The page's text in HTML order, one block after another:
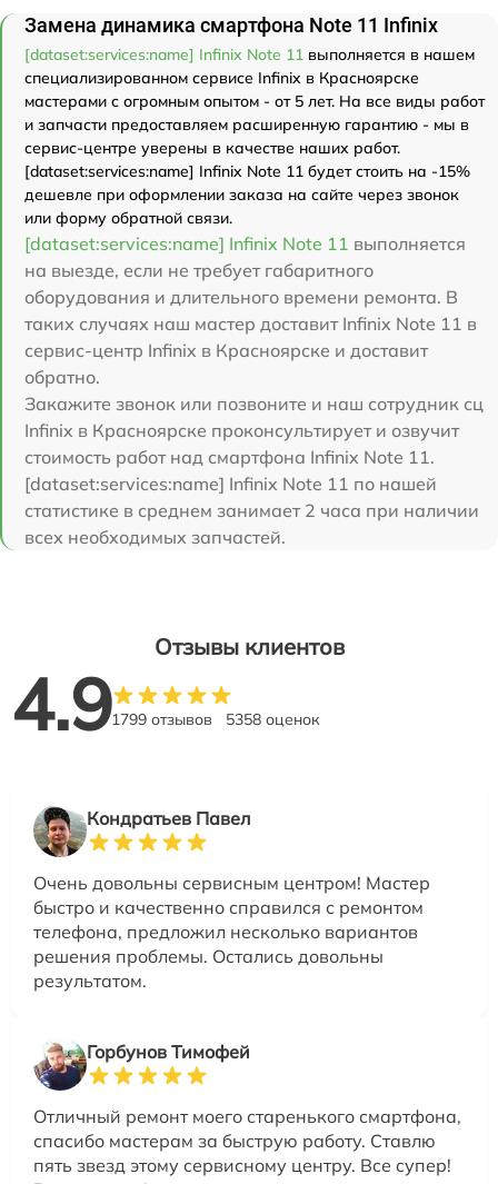
Замена динамика смартфона Note 11 Infinix
[dataset:services:name] Infinix Note 11 выполняется в нашем
специализированном сервисе Infinix в Красноярске
мастерами с огромным опытом - от 5 лет. На все виды работ
и запчасти предоставляем расширенную гарантию - мы в
сервис-центре уверены в качестве наших работ.
[dataset:services:name] Infinix Note 11 будет стоить на -15%
дешевле при оформлении заказа на сайте через звонок
или форму обратной связи.
[dataset:services:name] Infinix Note 11 выполняется
на выезде, если не требует габаритного
оборудования и длительного времени ремонта. В
таких случаях наш мастер доставит Infinix Note 11 в
сервис-центр Infinix в Красноярске и доставит
обратно.
Закажите звонок или позвоните и наш сотрудник сц
Infinix в Красноярске проконсультирует и озвучит
стоимость работ над смартфона Infinix Note 11.
[dataset:services:name] Infinix Note 11 по нашей
статистике в среднем занимает 2 часа при наличии
всех необходимых запчастей.
Отзывы клиентов
4.91799 отзывов 5358 оценок
Кондратьев Павел
Очень довольны сервисным центром! Мастер
быстро и качественно справился с ремонтом
телефона, предложил несколько вариантов
решения проблемы. Остались довольны
результатом.
Горбунов Тимофей
Отличный ремонт моего старенького смартфона,
спасибо мастерам за быструю работу. Ставлю
пять звезд этому сервисному центру. Все супер!